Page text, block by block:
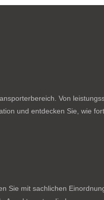
Von
und entdecken Sie, wie
Sie mit sachlichen